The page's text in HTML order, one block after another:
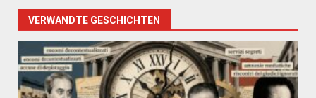
VERWANDTE GESCHICHTEN